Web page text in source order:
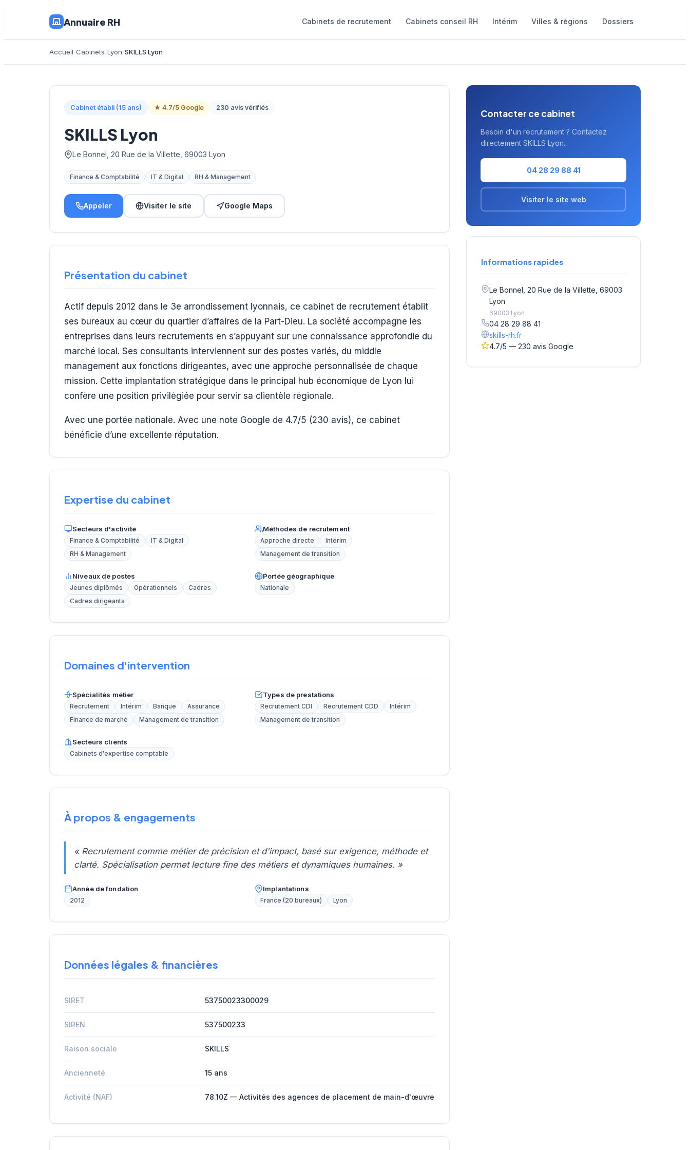
Annuaire RH Cabinets de recrutement Cabinets conseil RH Intérim Villes & régions Dossiers
Accueil Cabinets Lyon SKILLS Lyon
Cabinet établi (15 ans) ★ 4.7/5 Google 230 avis vérifiés
SKILLS Lyon
Le Bonnel, 20 Rue de la Villette, 69003 Lyon
Finance & Comptabilité IT & Digital RH & Management
Appeler Visiter le site Google Maps
Présentation du cabinet
Actif depuis 2012 dans le 3e arrondissement lyonnais, ce cabinet de recrutement établit
ses bureaux au cœur du quartier d’affaires de la Part-Dieu. La société accompagne les
entreprises dans leurs recrutements en s’appuyant sur une connaissance approfondie du
marché local. Ses consultants interviennent sur des postes variés, du middle
management aux fonctions dirigeantes, avec une approche personnalisée de chaque
mission. Cette implantation stratégique dans le principal hub économique de Lyon lui
confère une position privilégiée pour servir sa clientèle régionale.
Avec une portée nationale. Avec une note Google de 4.7/5 (230 avis), ce cabinet
bénéficie d’une excellente réputation.
Expertise du cabinet
Secteurs d'activité
Finance & Comptabilité
IT & Digital
RH & Management
Méthodes de recrutement
Approche directe
Intérim
Management de transition
Niveaux de postes
Jeunes diplômés Opérationnels
Cadres
Cadres dirigeants
Portée géographique
Nationale
Domaines d'intervention
Spécialités métier
Recrutement Intérim Banque
Assurance
Finance de marché
Management de transition
Types de prestations
Recrutement CDI Recrutement CDD
Intérim
Management de transition
Secteurs clients
Cabinets d'expertise comptable
À propos & engagements
« Recrutement comme métier de précision et d'impact, basé sur exigence, méthode et
clarté. Spécialisation permet lecture fine des métiers et dynamiques humaines. »
Année de fondation
2012
Implantations
France (20 bureaux) Lyon
Données légales & financières
SIRET 53750023300029
SIREN 537500233
Raison sociale SKILLS
Ancienneté 15 ans
Activité (NAF) 78.10Z — Activités des agences de placement de main-d'œuvre
Contacter ce cabinet
Besoin d'un recrutement ? Contactez
directement SKILLS Lyon.
04 28 29 88 41
Visiter le site web
Informations rapides
Le Bonnel, 20 Rue de la Villette, 69003
Lyon
69003 Lyon
04 28 29 88 41
skills-rh.fr
4.7/5 — 230 avis Google